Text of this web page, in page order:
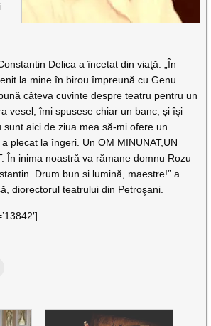
Delica a încetat din viaţă. „În
la mine în birou împreună cu Genu
câteva cuvinte despre teatru pentru un
vesel, îmi spusese chiar un banc, şi îşi
aici de ziua mea să-mi ofere un
plecat la îngeri. Un OM MINUNAT,UN
În inima noastră va rămane domnu Rozu
Drum bun si lumină, maestre!” a
diorectorul teatrului din Petroşani.